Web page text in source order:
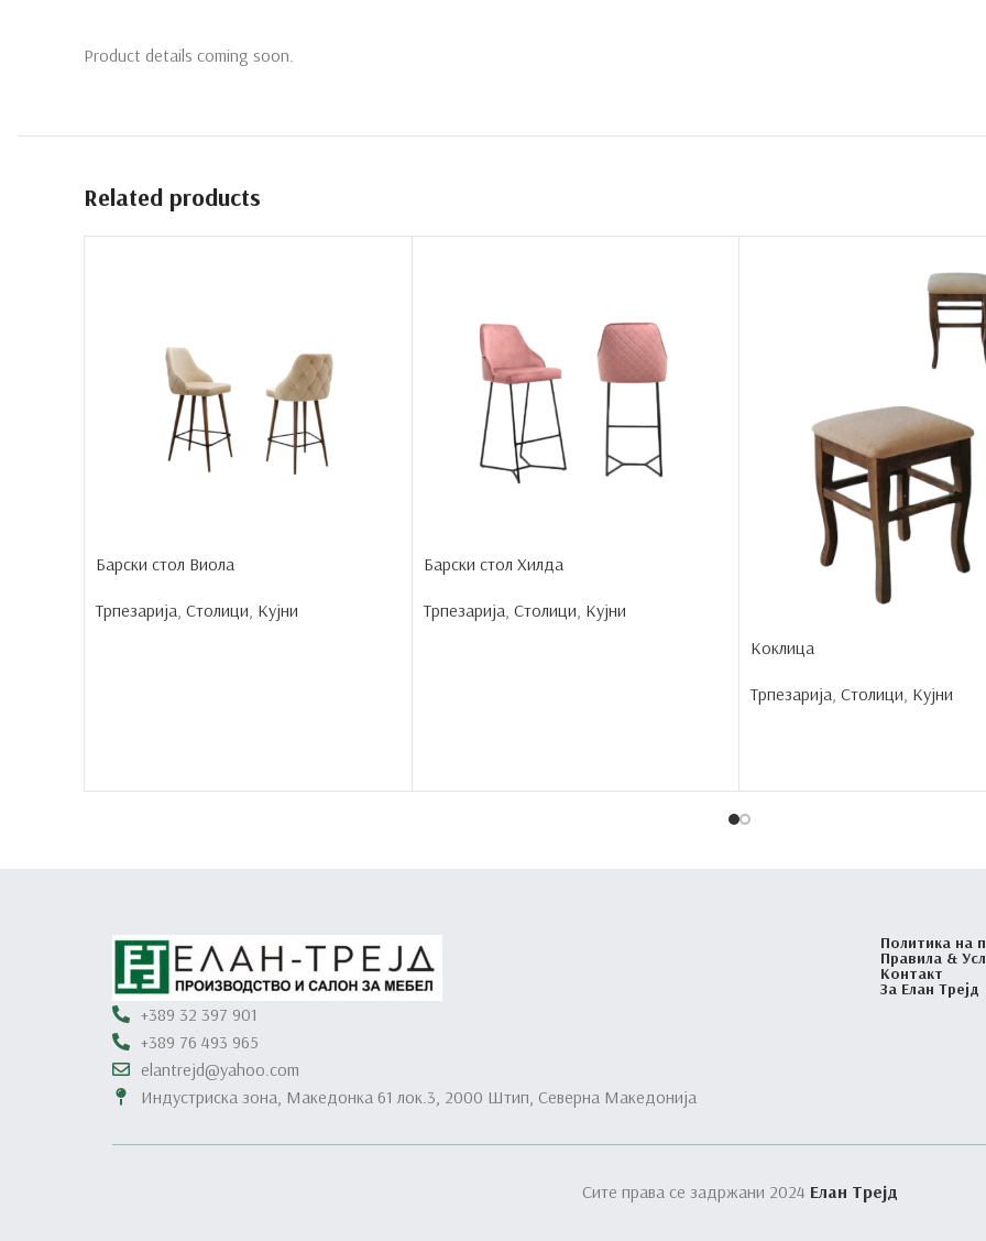
Product details coming soon.
Related products
Барски стол Виола
Трпезарија, Столици, Кујни
Барски стол Хилда
Трпезарија, Столици, Кујни
Коклица
Трпезарија, Столици, Кујни
+389 32 397 901
+389 76 493 965
elantrejd@yahoo.com
Индустриска зона, Македонка 61 лок.3, 2000 Штип, Северна Македонија
Политика на
Правила &
Контакт
За Елан Трејд
Сите права се задржани 2024 Елан Трејд